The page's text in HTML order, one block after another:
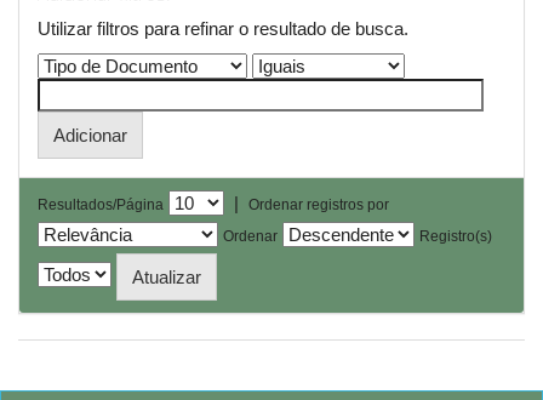
Utilizar filtros para refinar o resultado de busca.
Resultados/Página |
Ordenar registros por
Ordenar
Registro(s)